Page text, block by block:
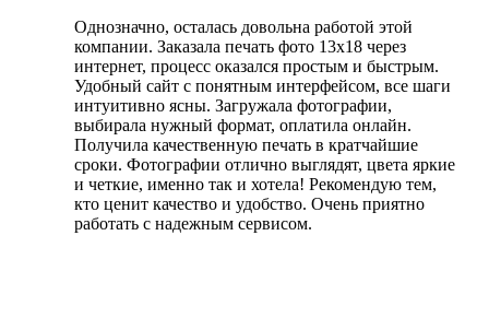
Однозначно, осталась довольна работой этой
компании. Заказала печать фото 13х18 через
интернет, процесс оказался простым и быстрым.
Удобный сайт с понятным интерфейсом, все шаги
интуитивно ясны. Загружала фотографии,
выбирала нужный формат, оплатила онлайн.
Получила качественную печать в кратчайшие
сроки. Фотографии отлично выглядят, цвета яркие
и четкие, именно так и хотела! Рекомендую тем,
кто ценит качество и удобство. Очень приятно
работать с надежным сервисом.